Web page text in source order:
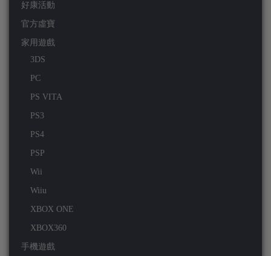
好康活動
官方虛寶
家用遊戲
3DS
PC
PS VITA
PS3
PS4
PSP
Wii
Wiiu
XBOX ONE
XBOX360
手機遊戲